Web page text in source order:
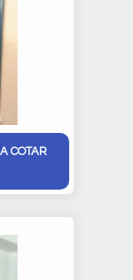
COTAR